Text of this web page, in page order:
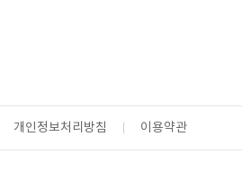
개인정보처리방침 이용약관